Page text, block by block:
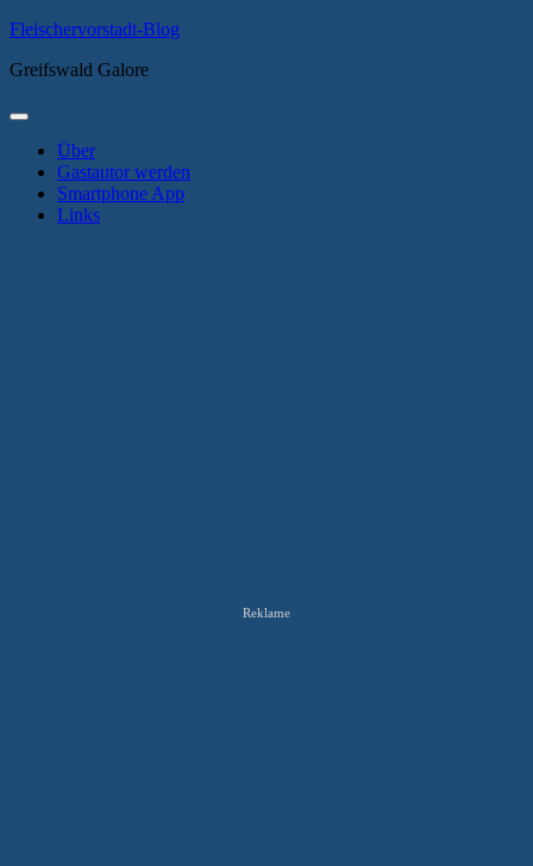
Zum
springen
Fleischervorstadt-Blog
Greifswald Galore
Primäres
Über
Gastautor werden
Smartphone App
Links
Reklame